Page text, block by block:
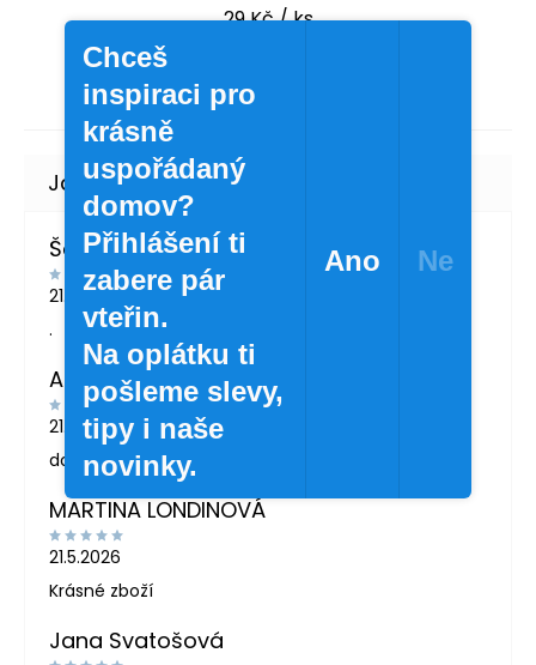
29 Kč/ ks
Šárka Švábová
21.7.2026
.
Andrea Žáčková
21.5.2026
doporučuji
MARTINA LONDINOVÁ
21.5.2026
Krásné zboží
Jana Svatošová
Chceš
inspiraci pro
krásně
uspořádaný
domov?
Přihlášení ti
zabere pár
vteřin.
Na oplátku ti
pošleme slevy,
tipy i naše
novinky.
Ano Ne